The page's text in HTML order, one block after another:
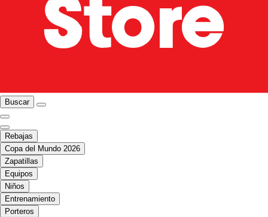
Buscar
Rebajas
Copa del Mundo 2026
Zapatillas
Equipos
Niños
Entrenamiento
Porteros